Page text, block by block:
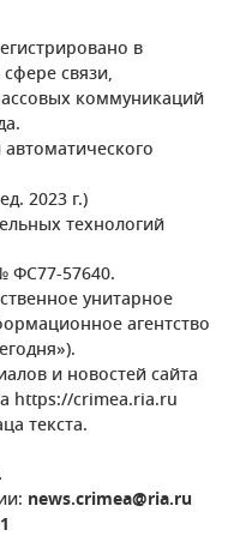
в
связи,
коммуникаций
2023 г.)
технологий
ФС77-57640.
унитарное
агентство
и новостей сайта
https://crimea.ria.ru
текста.
news.crimea@ria.ru